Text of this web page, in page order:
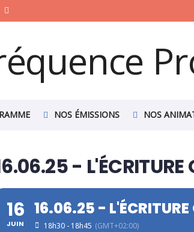
NOS ÉMISSIONS NOS
- L'ÉCRITURE
16
JUIN
16.06.25 - L'ÉCRITURE
18h30 - 18h45 (GMT+02:00)